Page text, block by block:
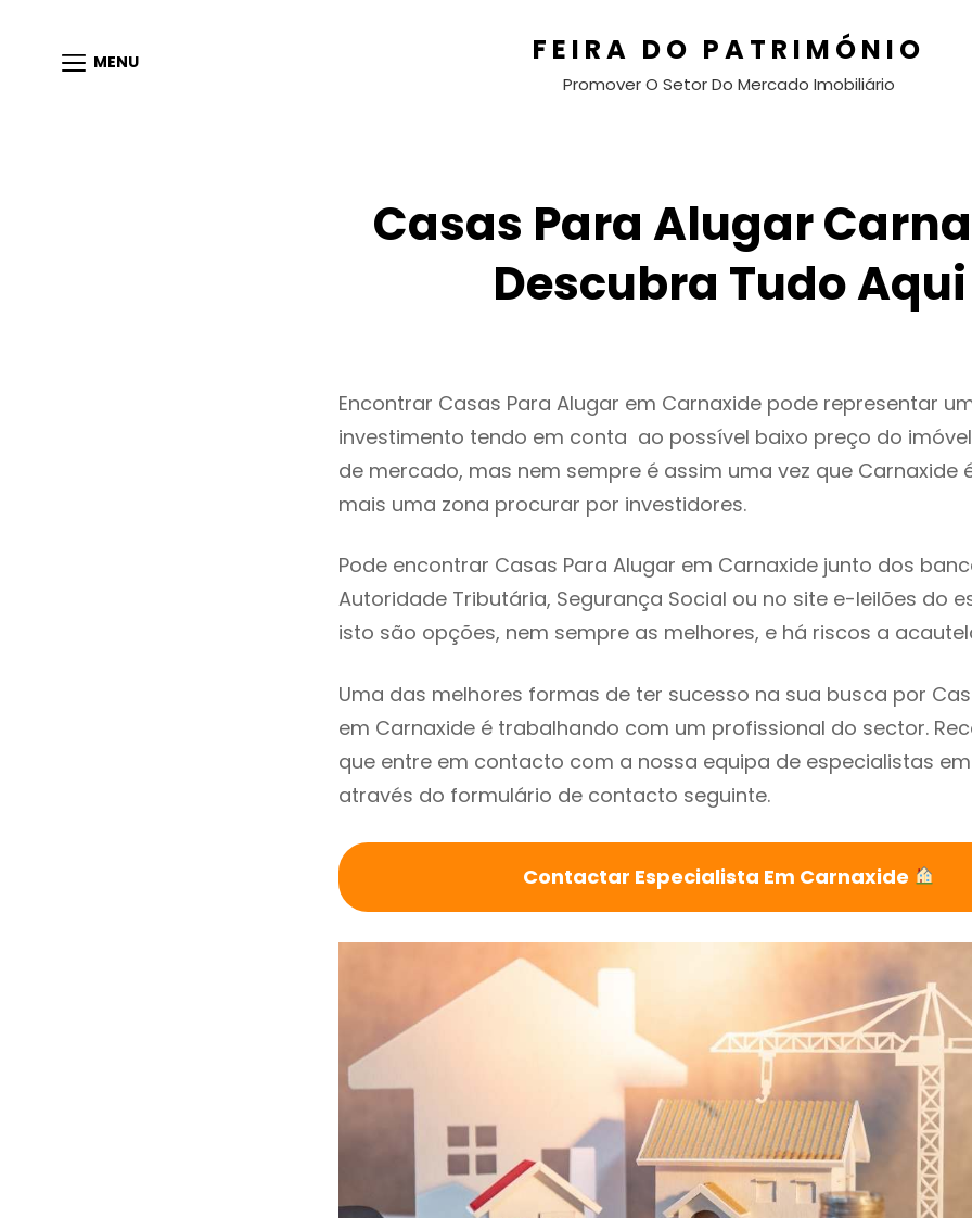
MENU FEIRA DO PATRIMÓNIO
Promover O Setor Do Mercado Imobiliário
Casas Para Alugar
Descubra Tudo Aqui
Encontrar Casas Para Alugar em Carnaxide pode representar
investimento tendo em conta ao possível baixo preço do
de mercado, mas nem sempre é assim uma vez que Carnaxide
mais uma zona procurar por investidores.
Pode encontrar Casas Para Alugar em Carnaxide junto dos
Autoridade Tributária, Segurança Social ou no site e-leilões do
isto são opções, nem sempre as melhores, e há riscos a
Uma das melhores formas de ter sucesso na sua busca por
em Carnaxide é trabalhando com um profissional do sector.
que entre em contacto com a nossa equipa de especialistas
através do formulário de contacto seguinte.
Contactar Especialista Em Carnaxide